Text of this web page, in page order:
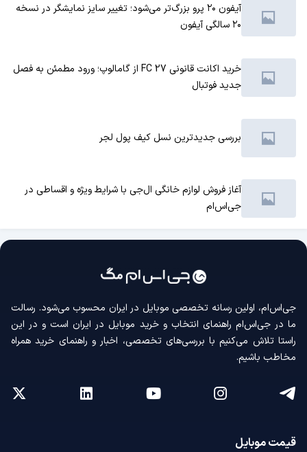
آیفون ۲۰ پرو بزرگ‌تر می‌شود؛ تغییر سایز نمایشگر در نسخه
۲۰ سالگی آیفون
خرید اکانت قانونی FC 27 از گامالوپ؛ ورود مطمئن به فصل
جدید فوتبال
بررسی جدیدترین نسل کیف پول لجر
آغاز فروش لوازم خانگی ال‌جی با شرایط ویژه و اقساطی در
جی‌اس‌ام
جی‌اس‌ام، اولین رسانه‌ تخصصی موبایل در ایران محسوب می‌شود. رسالت
ما در جی‌اس‌ام راهنمای انتخاب و خرید موبایل در ایران است و در این
راستا تلاش می‌کنیم با بررسی‌های تخصصی، اخبار و راهنمای خرید همراه
مخاطب باشیم.
قیمت موبایل